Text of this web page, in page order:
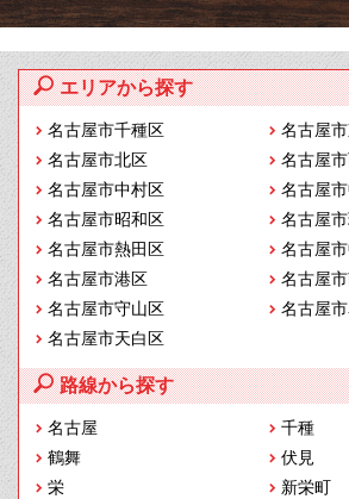
エリアから探す
名古屋市千種区
名古屋
名古屋市北区
名古屋
名古屋市中村区
名古屋
名古屋市昭和区
名古屋
名古屋市熱田区
名古屋
名古屋市港区
名古屋
名古屋市守山区
名古屋
名古屋市天白区
路線から探す
名古屋
千種
鶴舞
伏見
栄
新栄町